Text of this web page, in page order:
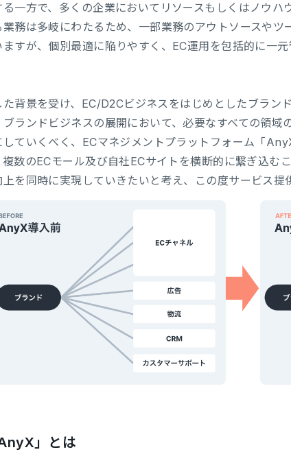
る一方で、多くの企業においてリソースもしくはノウハ
業務は多岐にわたるため、一部業務のアウトソースや
ますが、個別最適に陥りやすく、EC運用を包括的に一
た背景を受け、EC/D2Cビジネスをはじめとしたブラン
ブランドビジネスの展開において、必要なすべての領域
していくべく、ECマネジメントプラットフォーム「
複数のECモール及び自社ECサイトを横断的に繋ぎ込む
を同時に実現していきたいと考え、この度サービス提
」とは